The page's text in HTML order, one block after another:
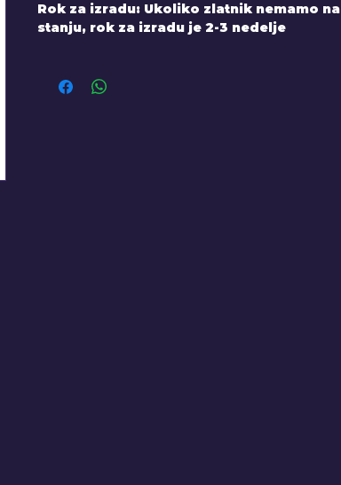
Rok za izradu: Ukoliko zlatnik nemamo na
stanju, rok za izradu je 2-3 nedelje